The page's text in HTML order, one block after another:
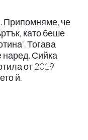
Припомняме, че
като беше
Тогава
наред. Сийка
от 2019
й.